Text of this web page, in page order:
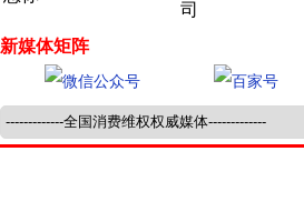
新媒体矩阵